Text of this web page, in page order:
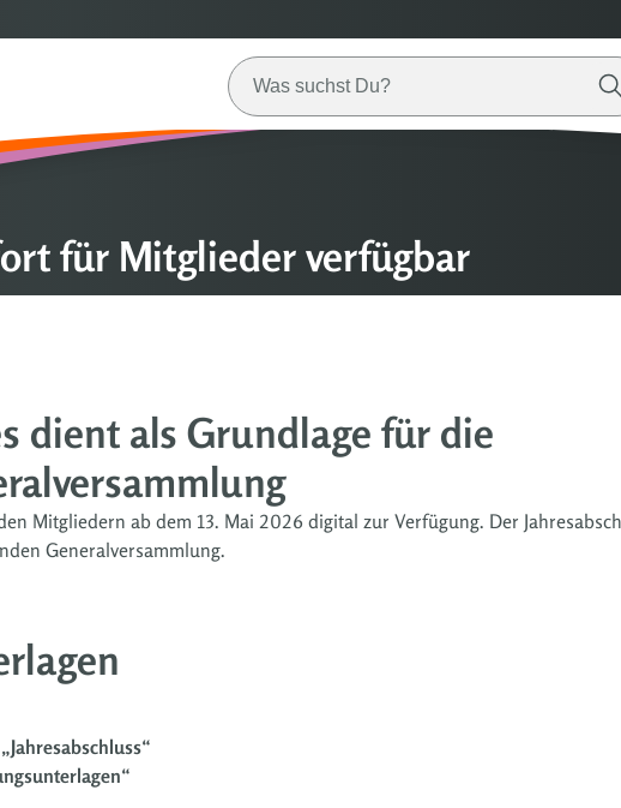
für Mitglieder verfügbar
dient als Grundlage für die
Mitgliedern ab dem 13. Mai 2026 digital zur Verfügung. Der
Generalversammlung.